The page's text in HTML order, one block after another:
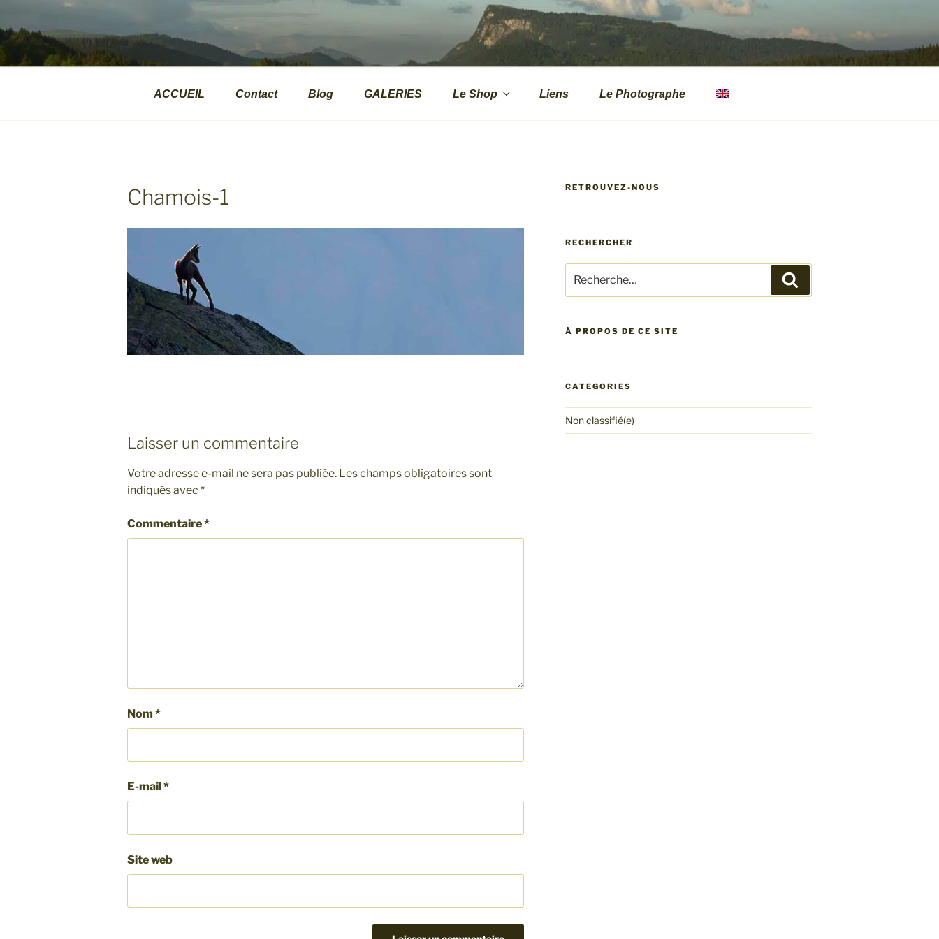
au
contenu
principal
VALPHOTOS.CH
Présentations d'images naturalites de montagne
ACCUEIL Contact Blog GALERIES Le Shop Liens Le Photographe
Chamois-1
Laisser un commentaire
Votre adresse e-mail ne sera pas publiée. Les champs obligatoires sont
indiqués avec*
Commentaire*
Nom*
E-mail*
Site web
RETROUVEZ-NOUS
RECHERCHER
pour
:
À PROPOS DE CE SITE
CATEGORIES
Non classifié(e)